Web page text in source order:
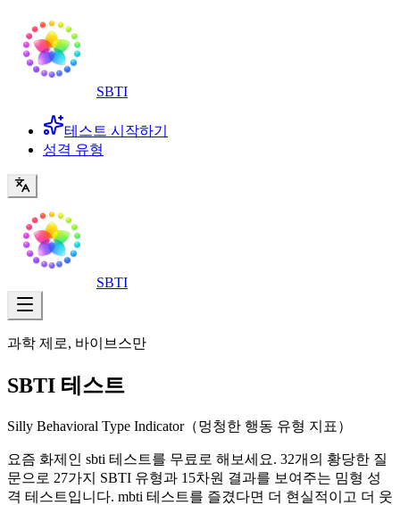
SBTI
테스트 시작하기
성격 유형
SBTI
과학 제로, 바이브스만
SBTI 테스트
Silly Behavioral Type Indicator（멍청한 행동 유형 지표）
요즘 화제인 sbti 테스트를 무료로 해보세요. 32개의 황당한 질
문으로 27가지 SBTI 유형과 15차원 결과를 보여주는 밈형 성
격 테스트입니다. mbti 테스트를 즐겼다면 더 현실적이고 더 웃